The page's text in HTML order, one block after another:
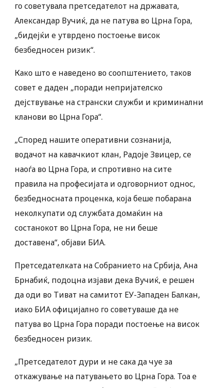
го советувала претседателот на државата,
Александар Вучиќ, да не патува во Црна Гора,
„бидејќи е утврдено постоење висок
безбедносен ризик“.
Како што е наведено во соопштението, таков
совет е даден „поради непријателско
дејствување на странски служби и криминални
кланови во Црна Гора“.
„Според нашите оперативни сознанија,
водачот на кавачкиот клан, Радоје Звицер, се
наоѓа во Црна Гора, и спротивно на сите
правила на професијата и одговорниот однос,
безбедносната проценка, која беше побарана
неколкупати од службата домаќин на
состанокот во Црна Гора, не ни беше
доставена“, објави БИА.
Претседателката на Собранието на Србија, Ана
Брнабиќ, подоцна изјави дека Вучиќ, е решен
да оди во Тиват на самитот ЕУ-Западен Балкан,
иако БИА официјално го советуваше да не
патува во Црна Гора поради постоење на висок
безбедносен ризик.
„Претседателот дури и не сака да чуе за
откажување на патувањето во Црна Гора. Тоа е